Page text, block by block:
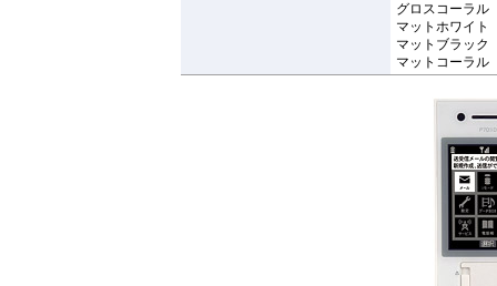
グロスコーラル
マットホワイト
マットブラック
マットコーラル